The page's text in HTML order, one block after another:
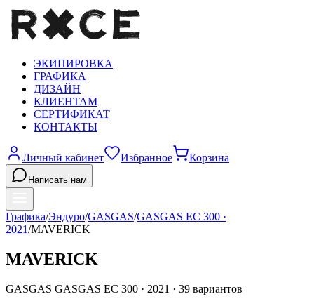
ЭКИПИРОВКА
ГРАФИКА
ДИЗАЙН
КЛИЕНТАМ
СЕРТИФИКАТ
КОНТАКТЫ
Личный кабинет Избранное Корзина
Написать нам
Графика/Эндуро/GASGAS/GASGAS EC 300 ·
2021/MAVERICK
MAVERICK
GASGAS GASGAS EC 300 · 2021 · 39 вариантов